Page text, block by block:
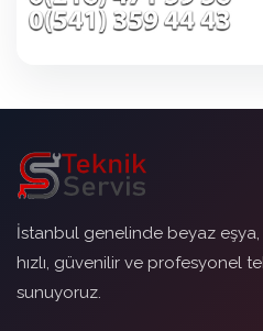
İstanbul genelinde beyaz
hızlı, güvenilir ve profesyonel
sunuyoruz.